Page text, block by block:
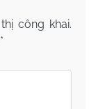
công khai.
*